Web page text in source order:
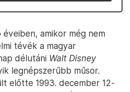
amikor még nem
tévék a magyar
délutáni Walt Disney
legnépszerűbb műsor.
előtte 1993. december 12-